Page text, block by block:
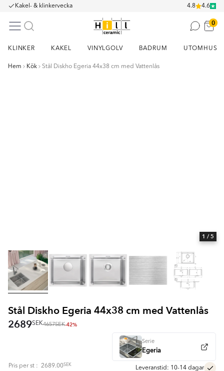
Kakel- & klinkervecka 4.8 4.6
0
KLINKER KAKEL VINYLGOLV BADRUM UTOMHUS
Hem Kök Stål Diskho Egeria 44x38 cm med Vattenlås
1 / 5
Stål Diskho Egeria 44x38 cm med Vattenlås
2689SEK4657SEK-42%
Serie
Egeria
Pris per st : 2689.00SEK
Leveranstid: 10-14 dagar